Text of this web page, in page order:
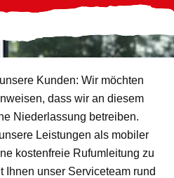
Kunden: Wir möchten
dass wir an diesem
Niederlassung betreiben.
Leistungen als mobiler
kostenfreie Rufumleitung zu
Ihnen unser Serviceteam rund